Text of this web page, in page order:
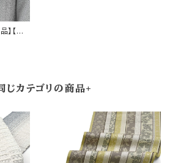
】【刺
西陣
切り絵
じカテゴリの商品+